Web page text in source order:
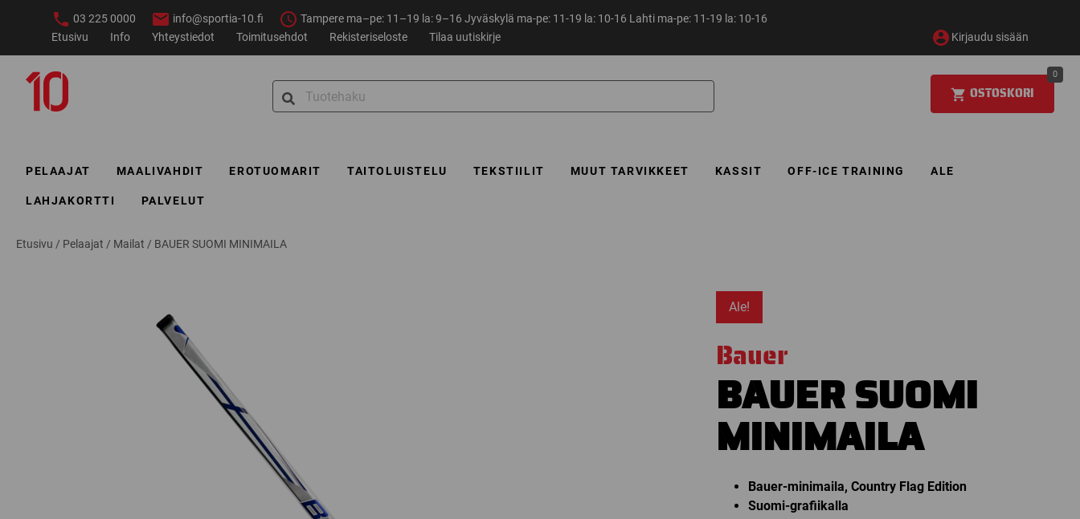
03 225 0000 info@sportia-10.fi
Tampere ma–pe: 11–19 la: 9–16 Jyväskylä ma-pe: 11-19 la: 10-16 Lahti ma-pe: 11-19 la: 10-16
Etusivu
Info Yhteystiedot Toimitusehdot Rekisteriseloste Tilaa uutiskirje Kirjaudu sisään
Search
for:
OSTOSKORI
0
PELAAJAT MAALIVAHDIT EROTUOMARIT TAITOLUISTELU TEKSTIILIT MUUT TARVIKKEET KASSIT OFF-ICE TRAINING ALE
LAHJAKORTTI PALVELUT
Etusivu / Pelaajat / Mailat / BAUER SUOMI MINIMAILA
Ale!
Bauer
BAUER SUOMI
MINIMAILA
Bauer-minimaila, Country Flag Edition
Suomi-grafiikalla